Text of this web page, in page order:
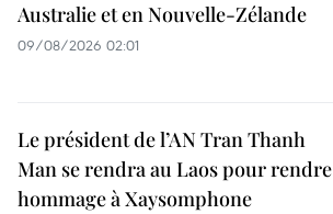
Australie et en Nouvelle-Zélande
09/08/2026 02:01
Le président de l’AN Tran Thanh
Man se rendra au Laos pour rendre
hommage à Xaysomphone